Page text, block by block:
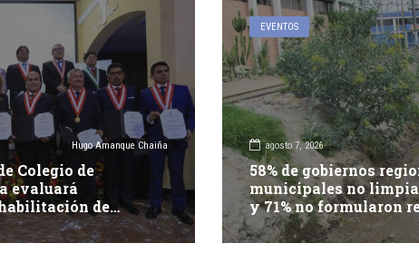
Hugo Amanque Chaiña
Colegio de
evaluará
de
Nacional de
EVENTOS
agosto 7, 2026
58% de gobiernos
municipales no
y 71% no formularon
presupuestales
Contraloría